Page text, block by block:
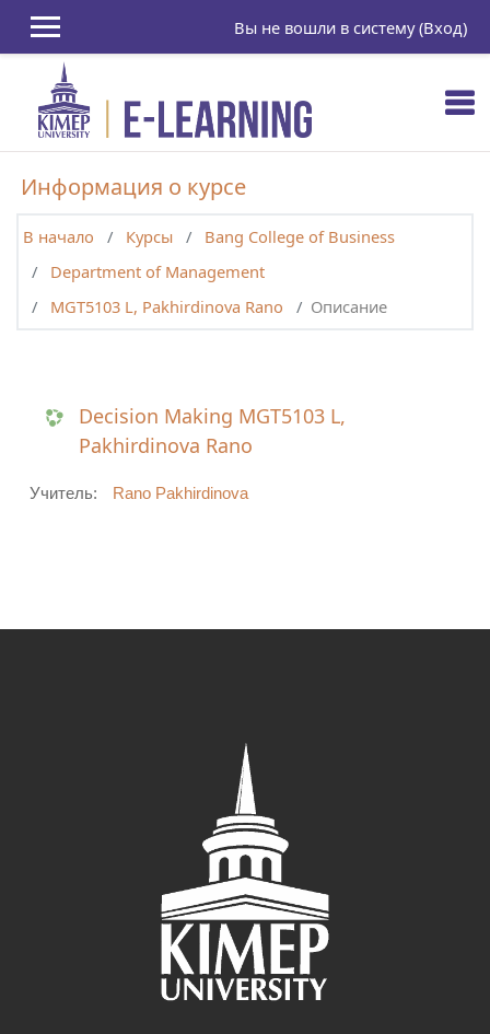
Вы не вошли в систему (Вход)
Информация о курсе
В начало Курсы
Bang College of Business
Department of Management
MGT5103 L, Pakhirdinova Rano
Описание
Decision Making MGT5103 L,
Pakhirdinova Rano
Учитель: Rano Pakhirdinova